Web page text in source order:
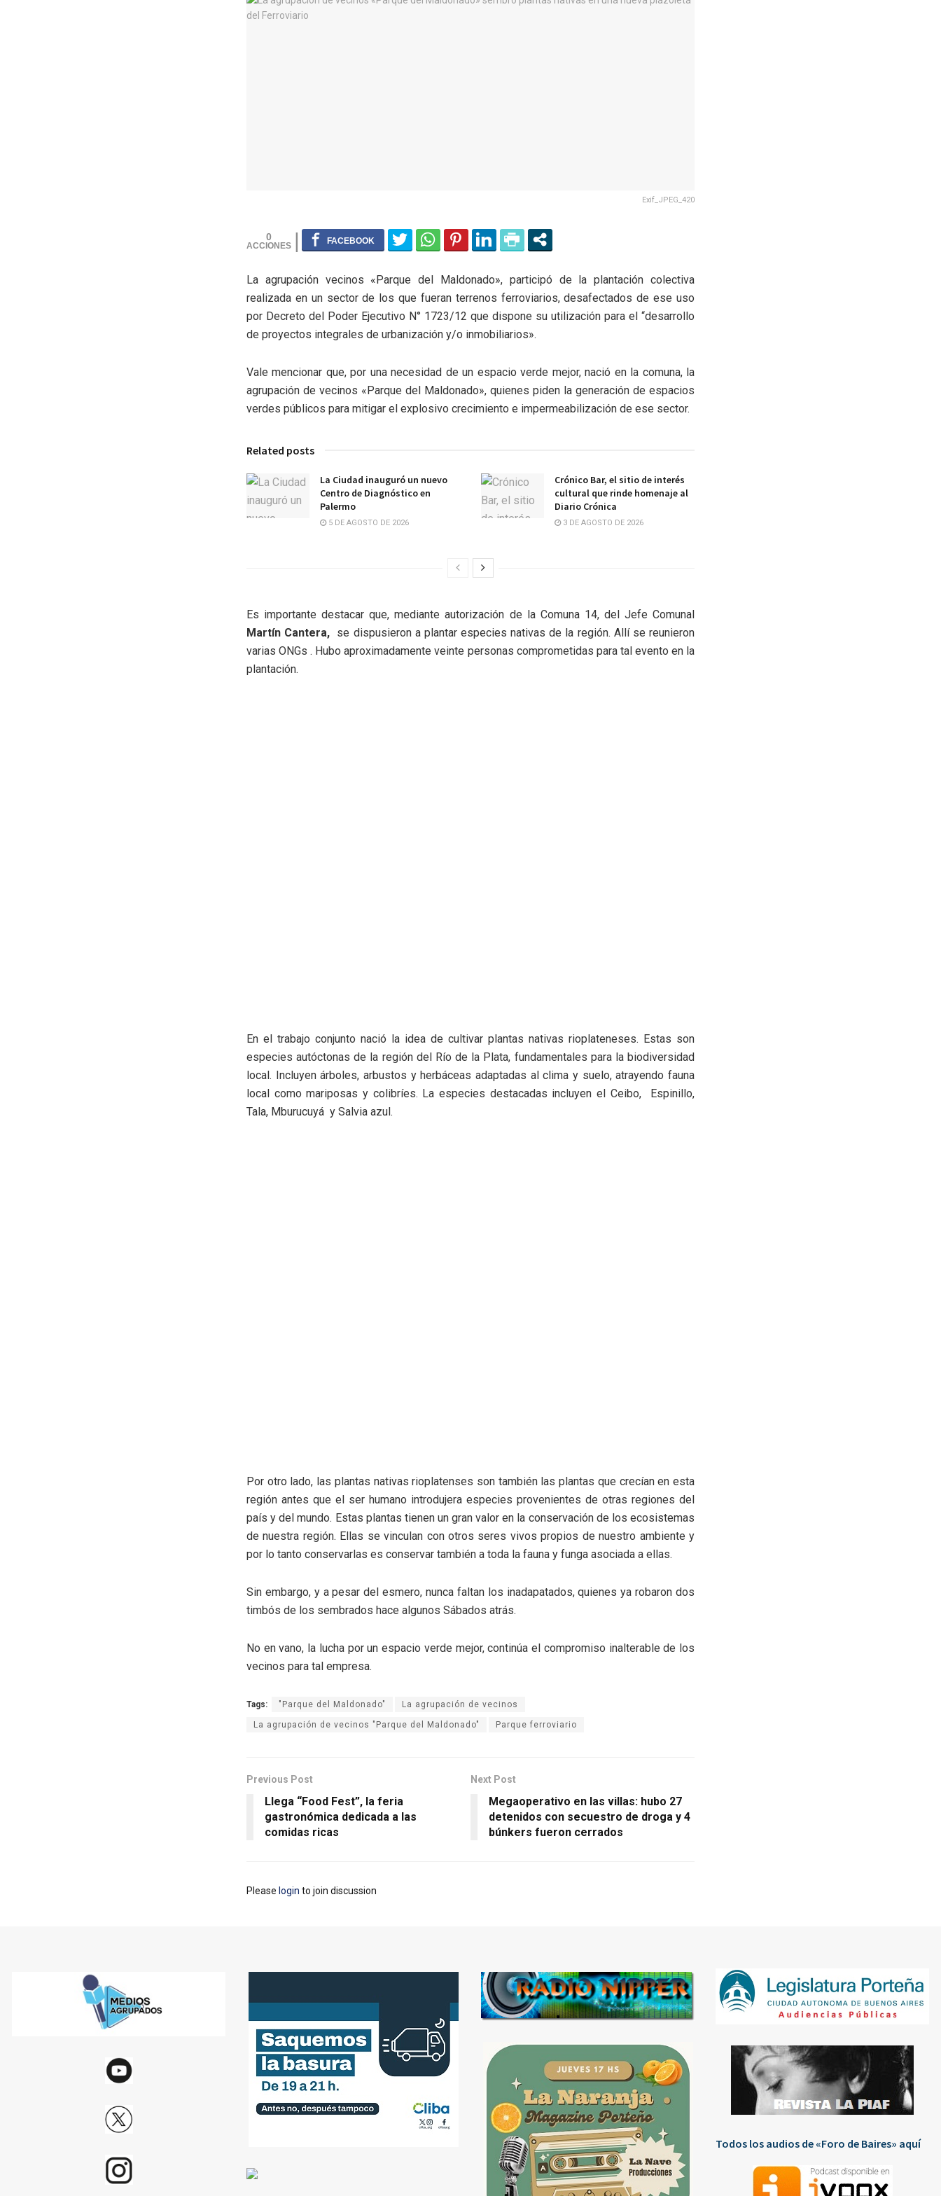
Exif_JPEG_420
0
La agrupación vecinos «Parque del Maldonado», participó de la plantación colectiva
realizada en un sector de los que fueran terrenos ferroviarios, desafectados de ese uso
por Decreto del Poder Ejecutivo N° 1723/12 que dispone su utilización para el “desarrollo
de proyectos integrales de urbanización y/o inmobiliarios».
Vale mencionar que, por una necesidad de un espacio verde mejor, nació en la comuna, la
agrupación de vecinos «Parque del Maldonado», quienes piden la generación de espacios
verdes públicos para mitigar el explosivo crecimiento e impermeabilización de ese sector.
Related posts
La Ciudad inauguró un nuevo
Centro de Diagnóstico en
Palermo
5 DE AGOSTO DE 2026
Crónico Bar, el sitio de interés
cultural que rinde homenaje al
Diario Crónica
3 DE AGOSTO DE 2026
Es importante destacar que, mediante autorización de la Comuna 14, del Jefe Comunal
Martín Cantera, se dispusieron a plantar especies nativas de la región. Allí se reunieron
varias ONGs . Hubo aproximadamente veinte personas comprometidas para tal evento en la
plantación.
En el trabajo conjunto nació la idea de cultivar plantas nativas rioplateneses. Estas son
especies autóctonas de la región del Río de la Plata, fundamentales para la biodiversidad
local. Incluyen árboles, arbustos y herbáceas adaptadas al clima y suelo, atrayendo fauna
local como mariposas y colibríes. La especies destacadas incluyen el Ceibo, Espinillo,
Tala, Mburucuyá y Salvia azul.
Por otro lado, las plantas nativas rioplatenses son también las plantas que crecían en esta
región antes que el ser humano introdujera especies provenientes de otras regiones del
país y del mundo. Estas plantas tienen un gran valor en la conservación de los ecosistemas
de nuestra región. Ellas se vinculan con otros seres vivos propios de nuestro ambiente y
por lo tanto conservarlas es conservar también a toda la fauna y funga asociada a ellas.
Sin embargo, y a pesar del esmero, nunca faltan los inadapatados, quienes ya robaron dos
timbós de los sembrados hace algunos Sábados atrás.
No en vano, la lucha por un espacio verde mejor, continúa el compromiso inalterable de los
vecinos para tal empresa.
Tags: "Parque del Maldonado" La agrupación de vecinos
La agrupación de vecinos "Parque del Maldonado" Parque ferroviario
Previous Post
Llega “Food Fest”, la feria
gastronómica dedicada a las
comidas ricas
Next Post
Megaoperativo en las villas: hubo 27
detenidos con secuestro de droga y 4
búnkers fueron cerrados
Please login to join discussion
Todos los audios de «Foro de Baires» aquí